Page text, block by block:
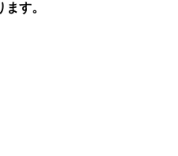
す。